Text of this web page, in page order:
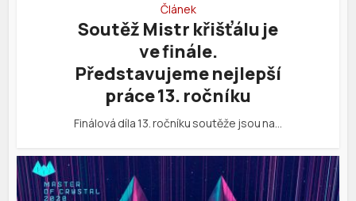
Článek
Soutěž Mistr křišťálu je
ve finále.
Představujeme nejlepší
práce 13. ročníku
Finálová díla 13. ročníku soutěže jsou na…